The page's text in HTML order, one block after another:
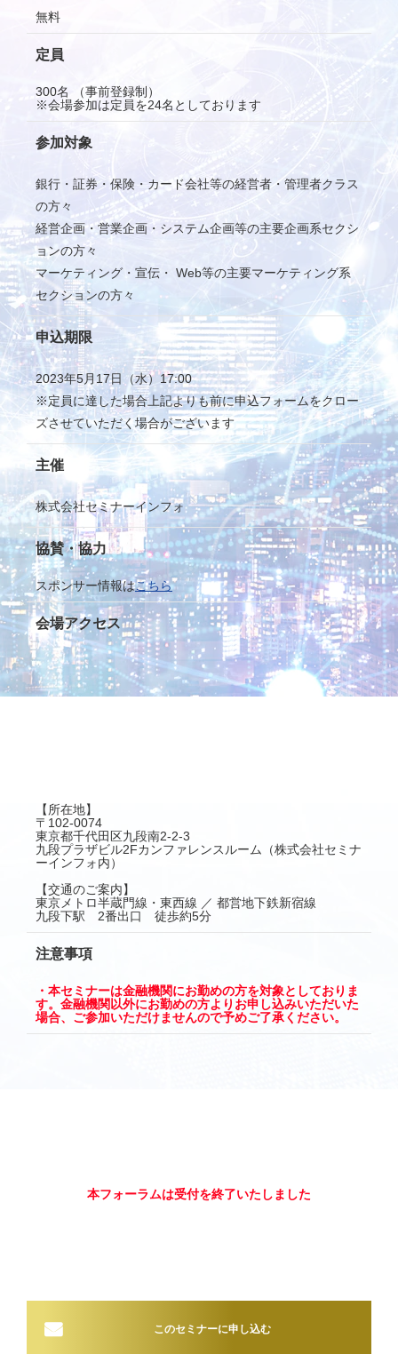
無料
定員
300名 （事前登録制）
※会場参加は定員を24名としております
参加対象
銀行・証券・保険・カード会社等の経営者・管理者クラス
の方々
経営企画・営業企画・システム企画等の主要企画系セクシ
ョンの方々
マーケティング・宣伝・ Web等の主要マーケティング系
セクションの方々
申込期限
2023年5月17日（水）17:00
※定員に達した場合上記よりも前に申込フォームをクロー
ズさせていただく場合がございます
主催
株式会社セミナーインフォ
協賛・協力
スポンサー情報はこちら
会場アクセス
【所在地】
〒102-0074
東京都千代田区九段南2-2-3
九段プラザビル2Fカンファレンスルーム（株式会社セミナ
ーインフォ内）
【交通のご案内】
東京メトロ半蔵門線・東西線 ／ 都営地下鉄新宿線
九段下駅 2番出口 徒歩約5分
注意事項
・本セミナーは金融機関にお勤めの方を対象としておりま
す。金融機関以外にお勤めの方よりお申し込みいただいた
場合、ご参加いただけませんので予めご了承ください。
本フォーラムは受付を終了いたしました
このセミナーに申し込む